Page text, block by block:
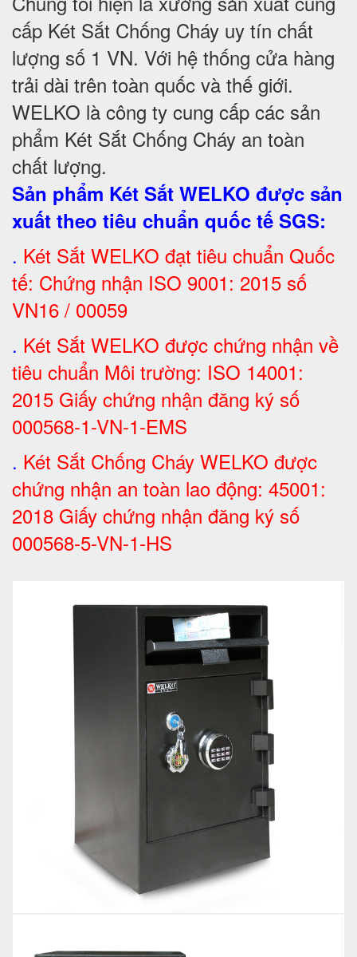
cấp Két Sắt Chống Cháy uy tín chất
lượng số 1 VN. Với hệ thống cửa hàng
trải dài trên toàn quốc và thế giới.
WELKO là công ty cung cấp các sản
phẩm Két Sắt Chống Cháy an toàn
chất lượng.
Sản phẩm Két Sắt WELKO được sản
xuất theo tiêu chuẩn quốc tế SGS:
. Két Sắt WELKO đạt tiêu chuẩn Quốc
tế: Chứng nhận ISO 9001: 2015 số
VN16 / 00059
. Két Sắt WELKO được chứng nhận về
tiêu chuẩn Môi trường: ISO 14001:
2015 Giấy chứng nhận đăng ký số
000568-1-VN-1-EMS
. Két Sắt Chống Cháy WELKO được
chứng nhận an toàn lao động: 45001:
2018 Giấy chứng nhận đăng ký số
000568-5-VN-1-HS